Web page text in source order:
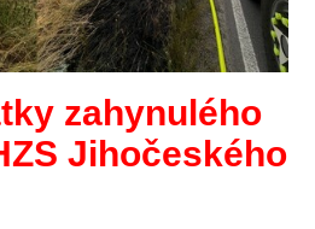
zahynulého
Jihočeského